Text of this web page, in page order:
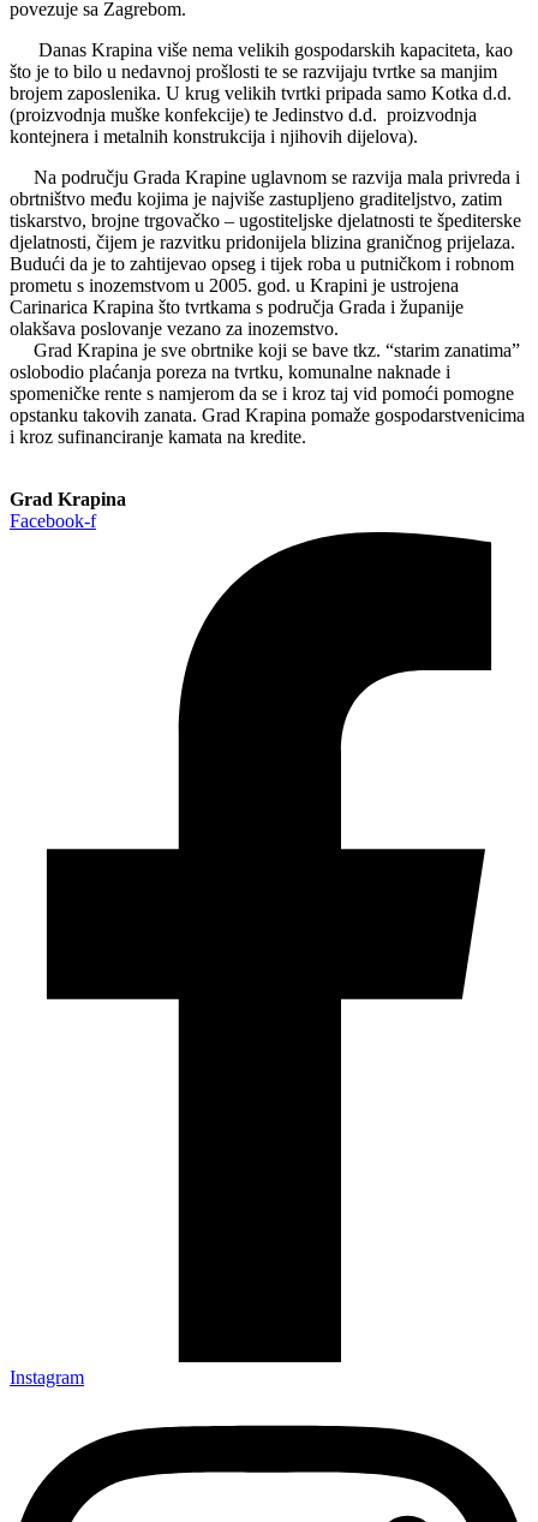
povezuje sa Zagrebom.
Danas Krapina više nema velikih gospodarskih kapaciteta, kao
što je to bilo u nedavnoj prošlosti te se razvijaju tvrtke sa manjim
brojem zaposlenika. U krug velikih tvrtki pripada samo Kotka d.d.
(proizvodnja muške konfekcije) te Jedinstvo d.d. proizvodnja
kontejnera i metalnih konstrukcija i njihovih dijelova).
Na području Grada Krapine uglavnom se razvija mala privreda i
obrtništvo među kojima je najviše zastupljeno graditeljstvo, zatim
tiskarstvo, brojne trgovačko – ugostiteljske djelatnosti te špediterske
djelatnosti, čijem je razvitku pridonijela blizina graničnog prijelaza.
Budući da je to zahtijevao opseg i tijek roba u putničkom i robnom
prometu s inozemstvom u 2005. god. u Krapini je ustrojena
Carinarica Krapina što tvrtkama s područja Grada i županije
olakšava poslovanje vezano za inozemstvo.
Grad Krapina je sve obrtnike koji se bave tkz. “starim zanatima”
oslobodio plaćanja poreza na tvrtku, komunalne naknade i
spomeničke rente s namjerom da se i kroz taj vid pomoći pomogne
opstanku takovih zanata. Grad Krapina pomaže gospodarstvenicima
i kroz sufinanciranje kamata na kredite.
Grad Krapina
Facebook-f
Instagram